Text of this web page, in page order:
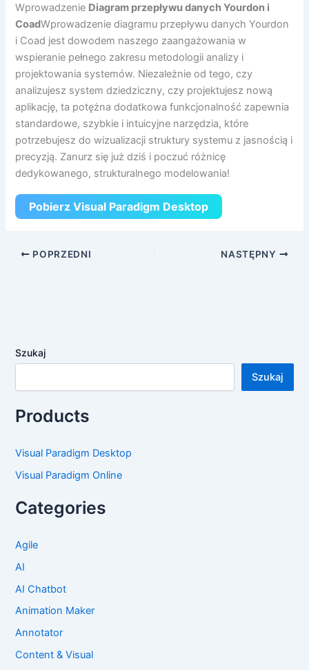
Wprowadzenie Diagram przepływu danych Yourdon i
CoadWprowadzenie diagramu przepływu danych Yourdon
i Coad jest dowodem naszego zaangażowania w
wspieranie pełnego zakresu metodologii analizy i
projektowania systemów. Niezależnie od tego, czy
analizujesz system dziedziczny, czy projektujesz nową
aplikację, ta potężna dodatkowa funkcjonalność zapewnia
standardowe, szybkie i intuicyjne narzędzia, które
potrzebujesz do wizualizacji struktury systemu z jasnością i
precyzją. Zanurz się już dziś i poczuć różnicę
dedykowanego, strukturalnego modelowania!
Pobierz Visual Paradigm Desktop
POPRZEDNI NASTĘPNY
Szukaj
Szukaj
Products
Visual Paradigm Desktop
Visual Paradigm Online
Categories
Agile
AI
AI Chatbot
Animation Maker
Annotator
Content & Visual